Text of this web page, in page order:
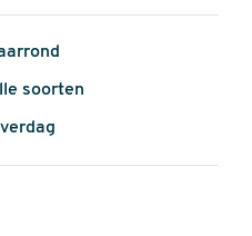
soorten